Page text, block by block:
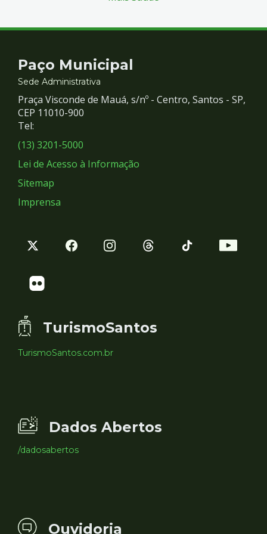
Contato
e
Redes
Sociais
Paço Municipal
Sede Administrativa
Praça Visconde de Mauá, s/nº - Centro, Santos - SP,
CEP 11010-900
Tel:
(13) 3201-5000
Lei de Acesso à Informação
Sitemap
Imprensa
TurismoSantos
TurismoSantos.com.br
Dados Abertos
/dadosabertos
Ouvidoria